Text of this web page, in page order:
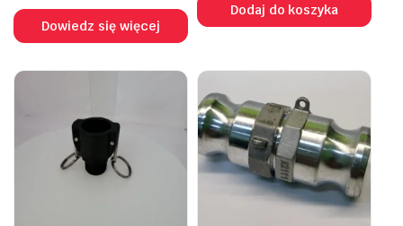
Dowiedz się więcej
Dodaj do koszyka